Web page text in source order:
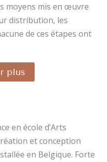
moyens mis en œuvre
distribution, les
de ces étapes ont
plus
en école d’Arts
et conception
en Belgique. Forte